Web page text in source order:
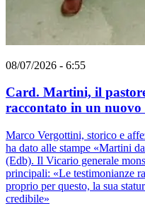
08/07/2026 - 6:55
Card. Martini, il
raccontato in un
Marco Vergottini, storico e
ha dato alle stampe «Martini
(Edb). Il Vicario generale
principali: «Le testimonianze
proprio per questo, la sua
credibile»